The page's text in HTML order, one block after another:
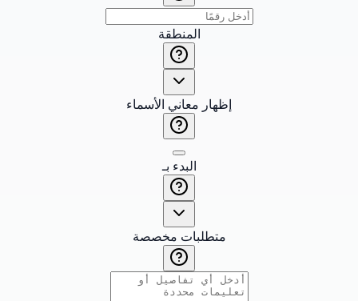
المنطقة
إظهار معاني الأسماء
البدء بـ
متطلبات مخصصة